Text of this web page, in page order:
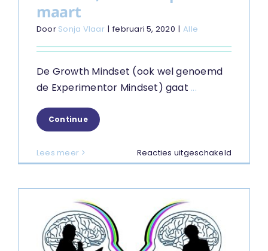
maart
Door Sonja Vlaar | februari 5, 2020 | Alle
De Growth Mindset (ook wel genoemd
de Experimentor Mindset) gaat ...
Continue
Lees meer Reacties uitgeschakeld
Van
naar